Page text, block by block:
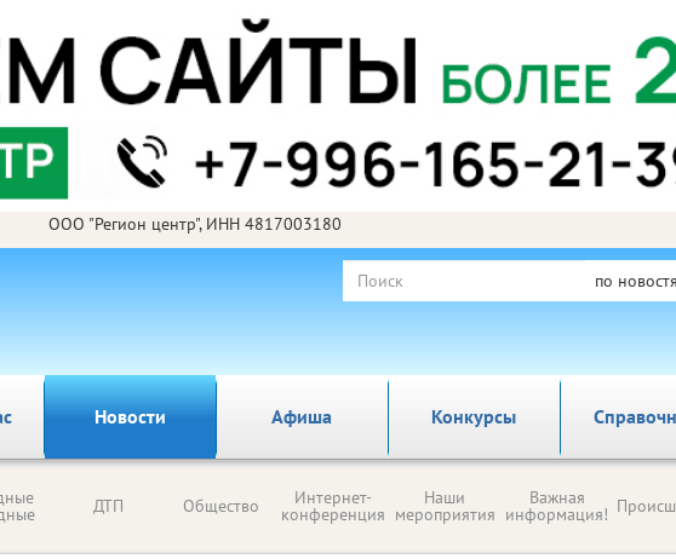
ООО "Регион центр", ИНН 4817003180
по
Новости Афиша Конкурсы
ДТП Общество Интернет-
конференция
Наши
мероприятия
Важная
информация!